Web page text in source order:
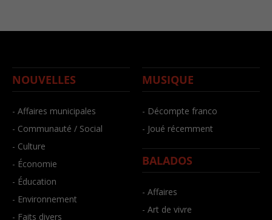
NOUVELLES
- Affaires municipales
- Communauté / Social
- Culture
- Économie
- Éducation
- Environnement
- Faits divers
MUSIQUE
- Décompte franco
- Joué récemment
BALADOS
- Affaires
- Art de vivre